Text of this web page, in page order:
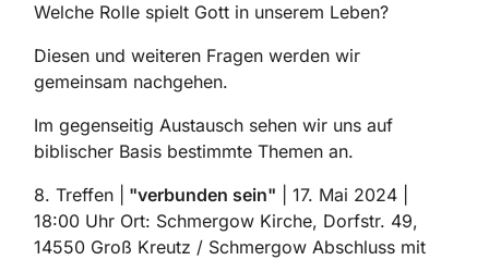
Welche Rolle spielt Gott in unserem Leben?
Diesen und weiteren Fragen werden wir
gemeinsam nachgehen.
Im gegenseitig Austausch sehen wir uns auf
biblischer Basis bestimmte Themen an.
8. Treffen |
"verbunden sein" | 17. Mai 2024 |
18:00 Uhr Ort: Schmergow Kirche, Dorfstr. 49,
14550 Groß Kreutz / Schmergow Abschluss mit